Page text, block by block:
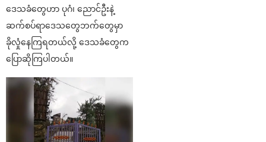
ဒေသခံတွေဟာ ပုဂံ၊ ညောင်ဦးနဲ့
ဆက်စပ်ရာဒေသတွေဘက်တွေမှာ
ခိုလှုံနေကြရတယ်လို့ ဒေသခံတွေက
ပြောဆိုကြပါတယ်။